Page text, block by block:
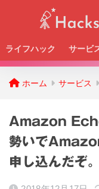
ライフハック サービ
Beckの
ホーム サービス
Amazon
勢いで
申し込んだぞ。